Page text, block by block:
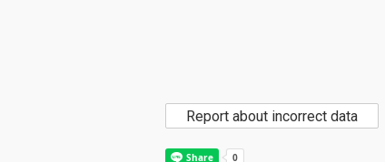
Report about incorrect data